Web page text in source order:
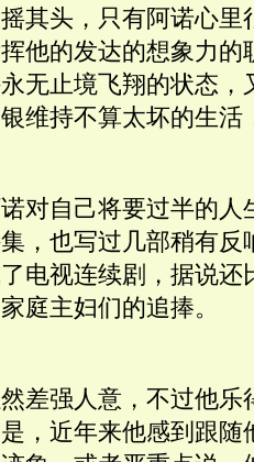
其头，只有阿诺心里
他的发达的想象力的
无止境飞翔的状态，
维持不算太坏的生活
对自己将要过半的人
，也写过几部稍有反
电视连续剧，据说还
庭主妇们的追捧。
差强人意，不过他乐
，近年来他感到跟随